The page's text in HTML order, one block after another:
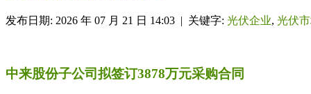
发布日期: 2026 年 07 月 21 日 14:03 | 关键字: 光伏企业, 光伏
中来股份子公司拟签订3878万元采购合同